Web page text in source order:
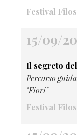
Festival
15/09/
Il segreto
Percorso
"Fiori"
Festival